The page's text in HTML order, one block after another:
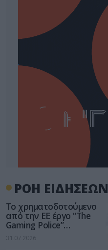
ΡΟΗ ΕΙΔΗΣΕΩΝ
Το χρηματοδοτούμενο
από την ΕΕ έργο “The
Gaming Police”
ενισχύει την ασφάλεια
των παιδιών στο
31.07.2026